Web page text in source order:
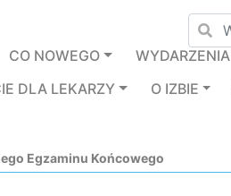
CO NOWEGO WYDARZENIA
DLA LEKARZY
O IZBIE
Egzaminu Końcowego